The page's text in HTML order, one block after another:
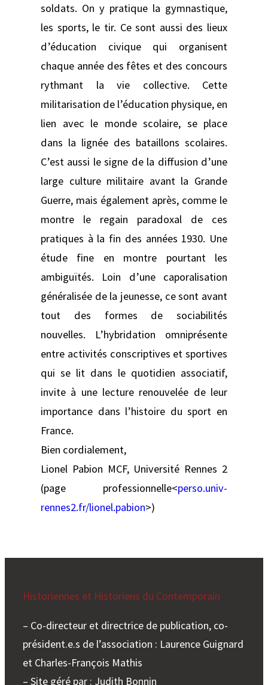
soldats. On y pratique la gymnastique,
les sports, le tir. Ce sont aussi des lieux
d’éducation civique qui organisent
chaque année des fêtes et des concours
rythmant la vie collective. Cette
militarisation de l’éducation physique, en
lien avec le monde scolaire, se place
dans la lignée des bataillons scolaires.
C’est aussi le signe de la diffusion d’une
large culture militaire avant la Grande
Guerre, mais également après, comme le
montre le regain paradoxal de ces
pratiques à la fin des années 1930. Une
étude fine en montre pourtant les
ambiguïtés. Loin d’une caporalisation
généralisée de la jeunesse, ce sont avant
tout des formes de sociabilités
nouvelles. L’hybridation omniprésente
entre activités conscriptives et sportives
qui se lit dans le quotidien associatif,
invite à une lecture renouvelée de leur
importance dans l’histoire du sport en
France.
Bien cordialement,
Lionel Pabion MCF, Université Rennes 2
(page professionnelle<perso.univ-
rennes2.fr/lionel.pabion>)
Historiennes et Historiens du Contemporain
– Co-directeur et directrice de publication, co-
président.e.s de l’association : Laurence Guignard
et Charles-François Mathis
– Site géré par : Judith Bonnin